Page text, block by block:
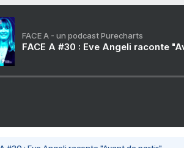
FACE A - un podcast Purecharts
FACE A #30 : Eve Angeli raconte